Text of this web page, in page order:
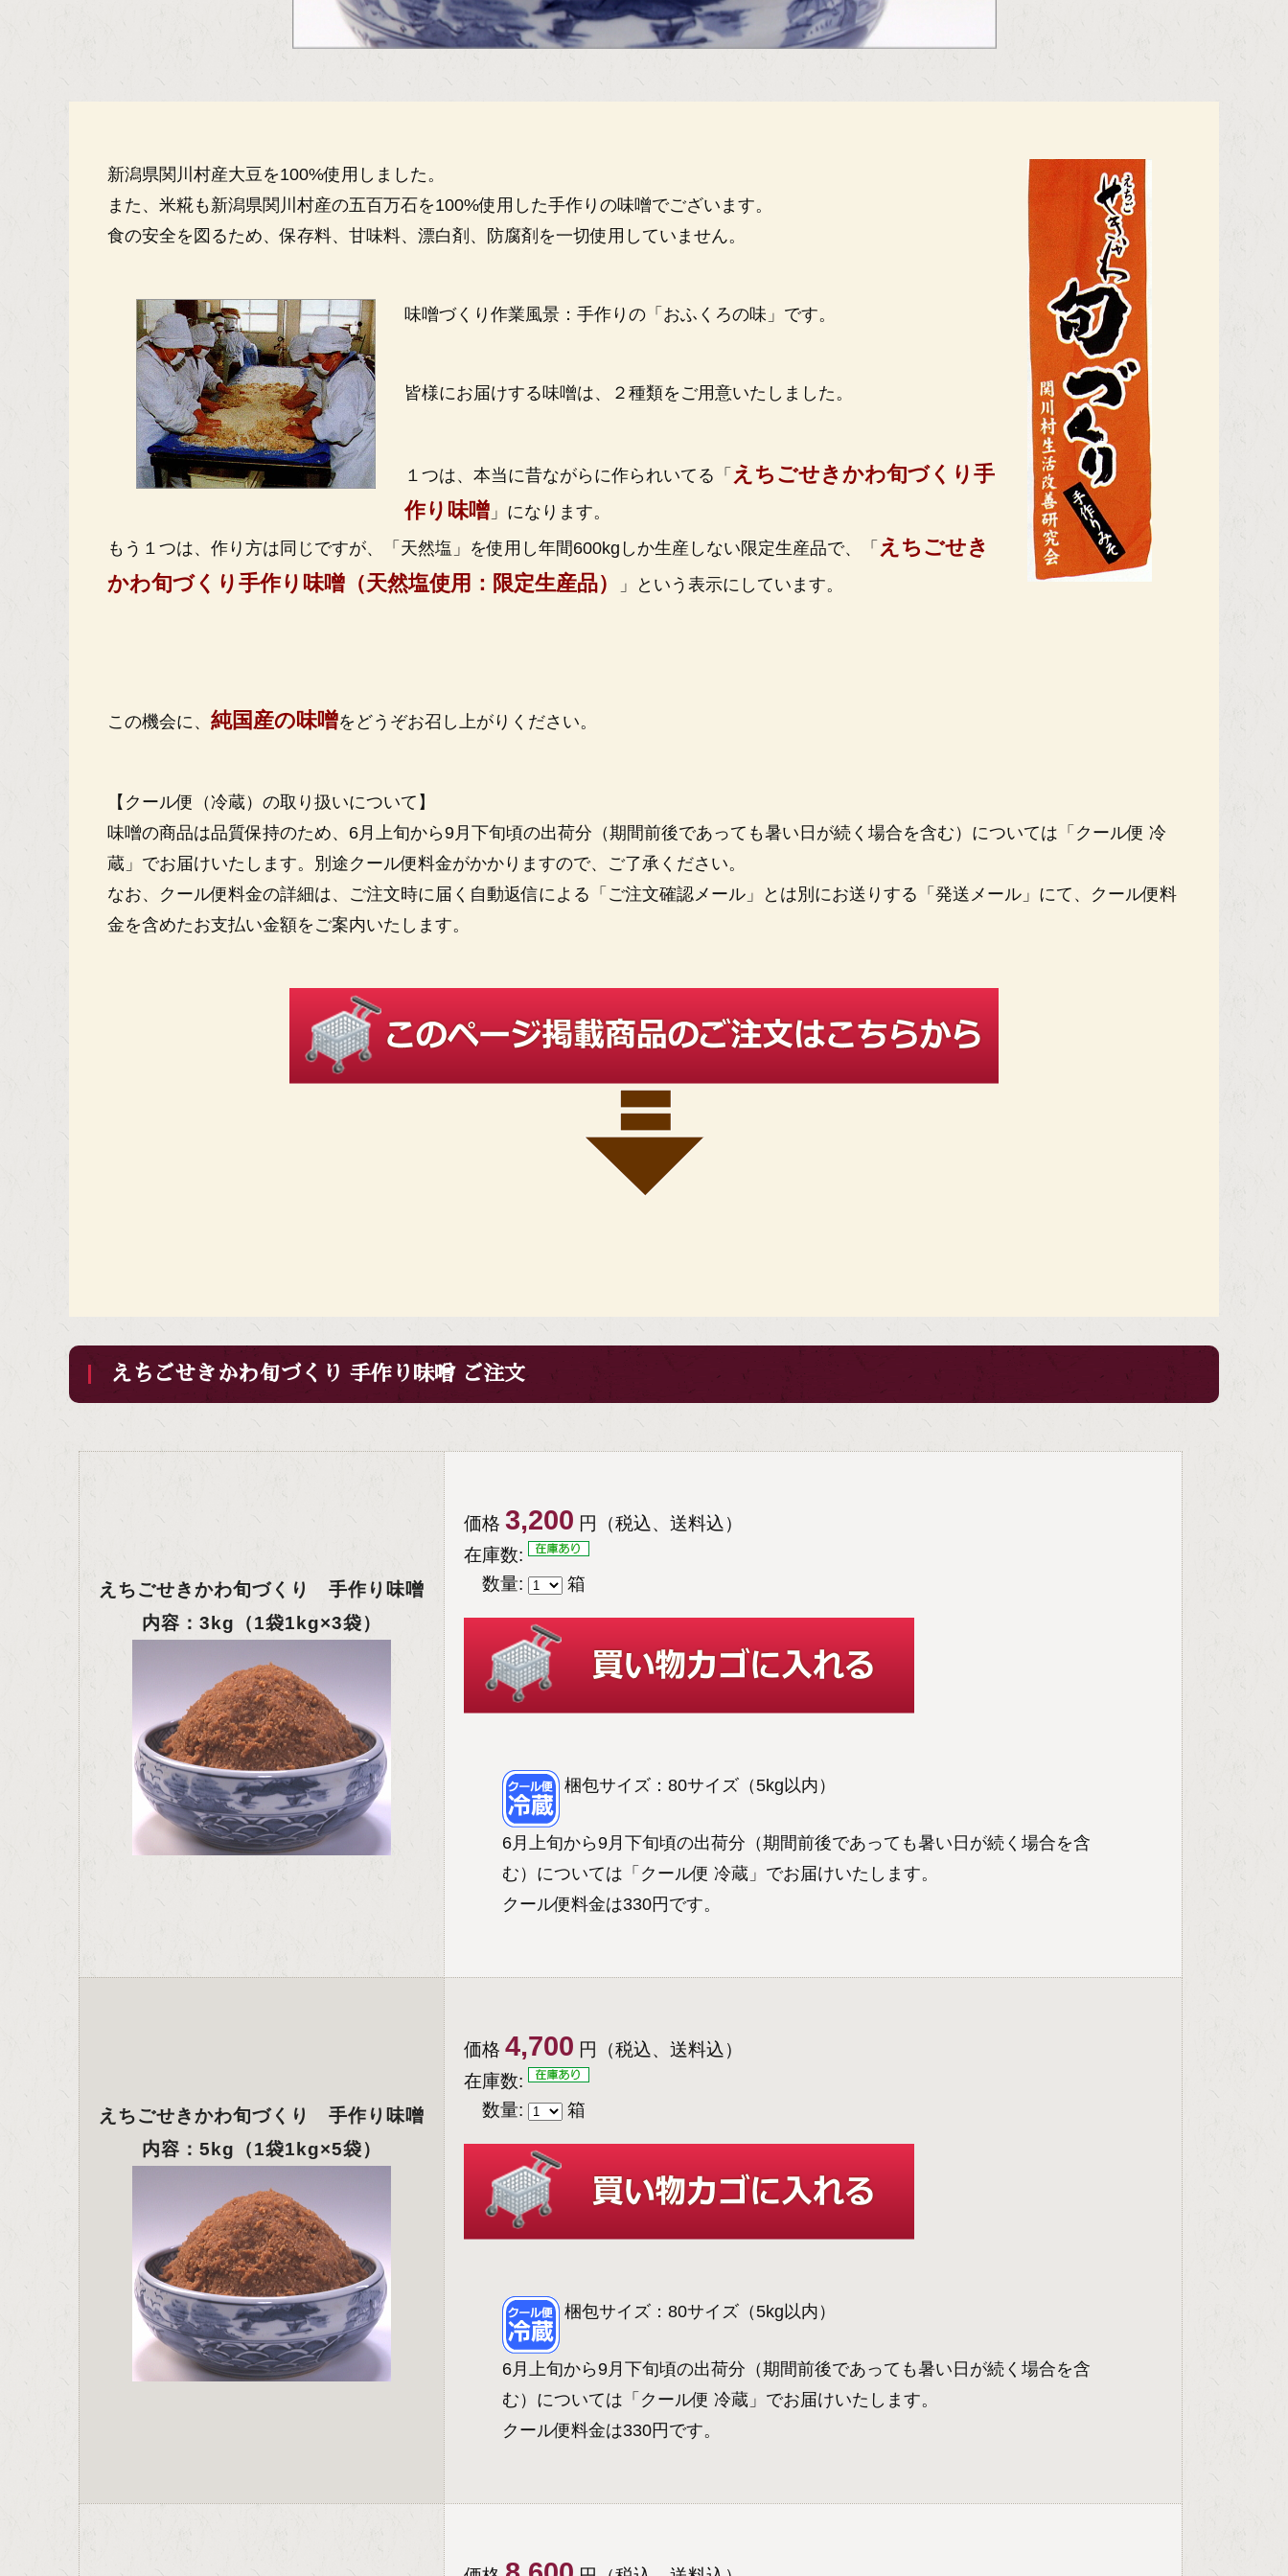
新潟県関川村産大豆を100%使用しました。
また、米糀も新潟県関川村産の五百万石を100%使用した手作りの味噌でございます。
食の安全を図るため、保存料、甘味料、漂白剤、防腐剤を一切使用していません。
味噌づくり作業風景：手作りの「おふくろの味」です。
皆様にお届けする味噌は、２種類をご用意いたしました。
１つは、本当に昔ながらに作られいてる「 えちごせきかわ旬づくり手
作り味噌 」になります。
もう１つは、作り方は同じですが、「天然塩」を使用し年間600kgしか生産しない限定生産品で、「 えちごせき
かわ旬づくり手作り味噌（天然塩使用：限定生産品）
」という表示にしています。
この機会に、 純国産の味噌をどうぞお召し上がりください。
【クール便（冷蔵）の取り扱いについて】
味噌の商品は品質保持のため、6月上旬から9月下旬頃の出荷分（期間前後であっても暑い日が続く場合を含む）については「クール便 冷
蔵」でお届けいたします。別途クール便料金がかかりますので、ご了承ください。
なお、クール便料金の詳細は、ご注文時に届く自動返信による「ご注文確認メール」とは別にお送りする「発送メール」にて、クール便料
金を含めたお支払い金額をご案内いたします。
えちごせきかわ旬づくり 手作り味噌 ご注文
えちごせきかわ旬づくり 手作り味噌
内容：3kg（1袋1kg×3袋）
価格 3,200 円（税込、送料込）
在庫数:
数量:
箱
梱包サイズ：80サイズ（5kg以内）
6月上旬から9月下旬頃の出荷分（期間前後であっても暑い日が続く場合を含
む）については「クール便 冷蔵」でお届けいたします。
クール便料金は330円です。
えちごせきかわ旬づくり 手作り味噌
内容：5kg（1袋1kg×5袋）
価格 4,700 円（税込、送料込）
在庫数:
数量:
箱
梱包サイズ：80サイズ（5kg以内）
6月上旬から9月下旬頃の出荷分（期間前後であっても暑い日が続く場合を含
む）については「クール便 冷蔵」でお届けいたします。
クール便料金は330円です。